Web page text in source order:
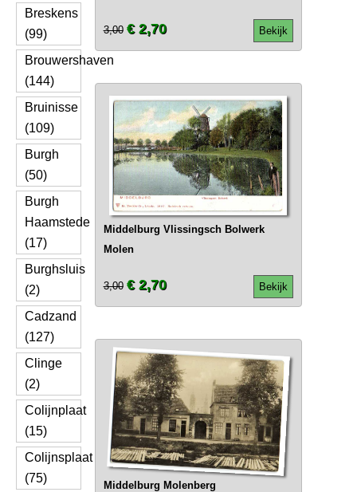
Breskens
(99)
Brouwershaven
(144)
Bruinisse
(109)
Burgh
(50)
Burgh
Haamstede
(17)
Burghsluis
(2)
Cadzand
(127)
Clinge
(2)
Colijnplaat
(15)
Colijnsplaat
(75)
Bekijk
3,00 € 2,70
Middelburg Vlissingsch Bolwerk
Molen
Bekijk
3,00 € 2,70
Middelburg Molenberg